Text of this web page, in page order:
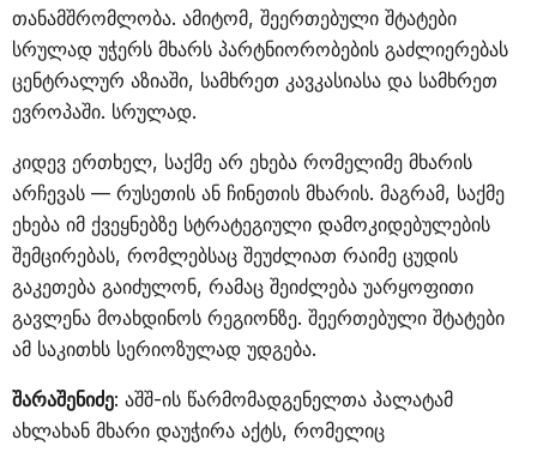
თანამშრომლობა. ამიტომ, შეერთებული შტატები
სრულად უჭერს მხარს პარტნიორობების გაძლიერებას
ცენტრალურ აზიაში, სამხრეთ კავკასიასა და სამხრეთ
ევროპაში. სრულად.
კიდევ ერთხელ, საქმე არ ეხება რომელიმე მხარის
არჩევას — რუსეთის ან ჩინეთის მხარის. მაგრამ, საქმე
ეხება იმ ქვეყნებზე სტრატეგიული დამოკიდებულების
შემცირებას, რომლებსაც შეუძლიათ რაიმე ცუდის
გაკეთება გაიძულონ, რამაც შეიძლება უარყოფითი
გავლენა მოახდინოს რეგიონზე. შეერთებული შტატები
ამ საკითხს სერიოზულად უდგება.
შარაშენიძე: აშშ-ის წარმომადგენელთა პალატამ
ახლახან მხარი დაუჭირა აქტს, რომელიც